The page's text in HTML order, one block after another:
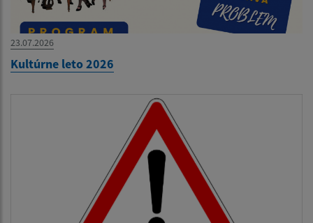
23.07.2026
Kultúrne leto 2026